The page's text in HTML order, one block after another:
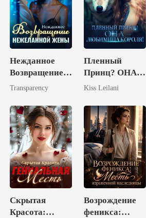
Нежданное
Возвращение
Нежеланной
Transparency
Пленный
Принц? ОНА –
Любимица
Kiss Leilani
Скрытая
Красота:
Возрождение
феникса: